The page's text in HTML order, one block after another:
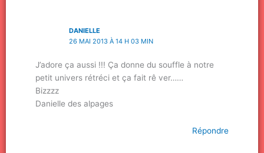
DANIELLE
26 MAI 2013 À 14 H 03 MIN
J’adore ça aussi !!! Ça donne du souffle à notre
petit univers rétréci et ça fait rê ver……
Bizzzz
Danielle des alpages
Répondre